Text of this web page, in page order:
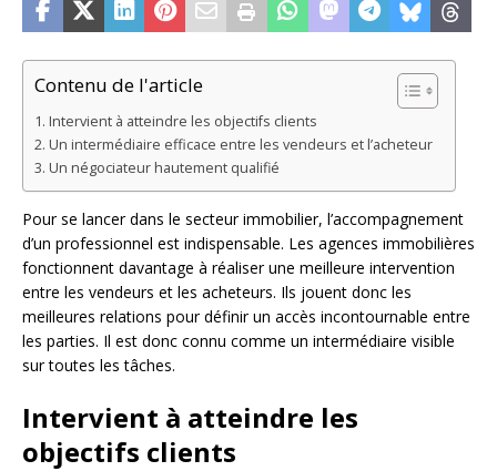
Contenu de l'article
Intervient à atteindre les objectifs clients
Un intermédiaire efficace entre les vendeurs et l’acheteur
Un négociateur hautement qualifié
Pour se lancer dans le secteur immobilier, l’accompagnement
d’un professionnel est indispensable. Les agences immobilières
fonctionnent davantage à réaliser une meilleure intervention
entre les vendeurs et les acheteurs. Ils jouent donc les
meilleures relations pour définir un accès incontournable entre
les parties. Il est donc connu comme un intermédiaire visible
sur toutes les tâches.
Intervient à atteindre les
objectifs clients